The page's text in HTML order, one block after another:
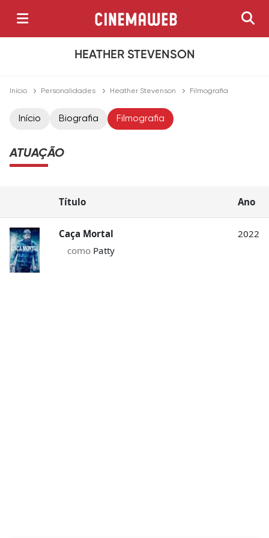
HEATHER STEVENSON
Início Personalidades Heather Stevenson Filmografia
Início Biografia Filmografia
ATUAÇÃO
Título Ano
Caça Mortal
como Patty
2022